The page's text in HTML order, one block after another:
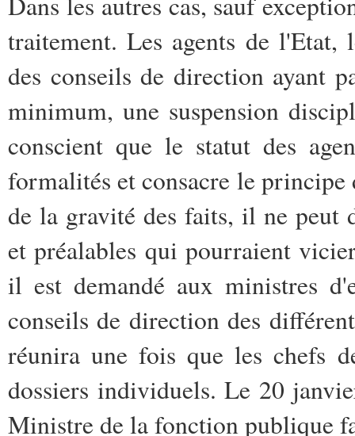
traitement. Les agents de l'Etat,
des conseils de direction ayant
minimum, une suspension
conscient que le statut des
formalités et consacre le
de la gravité des faits, il ne peut
et préalables qui pourraient
il est demandé aux ministres
conseils de direction des
réunira une fois que les chefs
dossiers individuels. Le 20
Ministre de la fonction publique